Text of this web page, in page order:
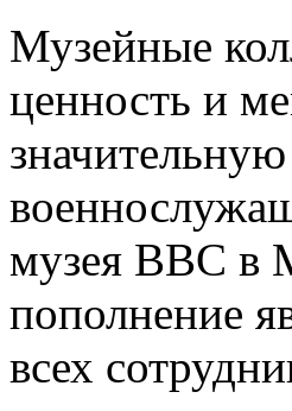
Музейные
ценность и
музея ВВС в
пополнение
всех